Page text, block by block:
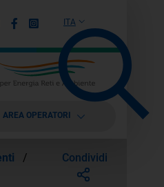
ITA
YoutubeFacebook
Instagram
AREA OPERATORI
/
Condividi